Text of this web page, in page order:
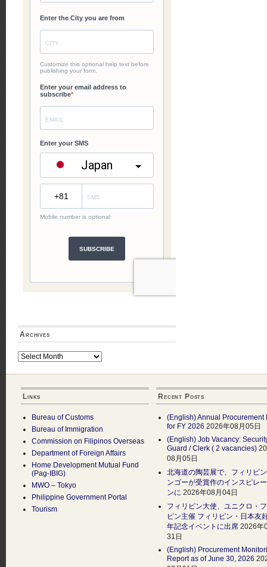
Archives
Archives
Links
Bureau of Customs
Bureau of Immigration
Commission on Filipinos Overseas
Department of Foreign Affairs
Home Development Mutual Fund
(Pag-IBIG)
MWO – Tokyo
Philippine Government Portal
Tourism
Recent Posts
(English) Annual Procurement
for FY 2026 2026年08月05日
(English) Job Vacancy:
Guard / Clerk ( 2 vacancies)
08月05日
北海道の陶芸展で、フィリピ
ンゴーが受賞作のインスピレ
ンに 2026年08月04日
フィリピン大使、ユニクロ・
ピン主催 フィリピン・日本友
年記念イベントに出席 2026年
31日
(English) Procurement
Report as of June 30, 2026